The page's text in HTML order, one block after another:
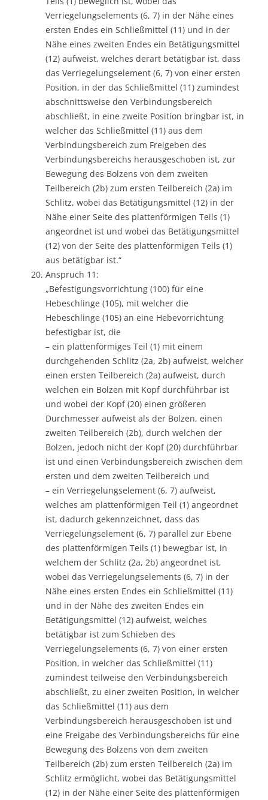
Verriegelungselements (6, 7) in der Nähe eines
ersten Endes ein Schließmittel (11) und in der
Nähe eines zweiten Endes ein Betätigungsmittel
(12) aufweist, welches derart betätigbar ist, dass
das Verriegelungselement (6, 7) von einer ersten
Position, in der das Schließmittel (11) zumindest
abschnittsweise den Verbindungsbereich
abschließt, in eine zweite Position bringbar ist, in
welcher das Schließmittel (11) aus dem
Verbindungsbereich zum Freigeben des
Verbindungsbereichs herausgeschoben ist, zur
Bewegung des Bolzens von dem zweiten
Teilbereich (2b) zum ersten Teilbereich (2a) im
Schlitz, wobei das Betätigungsmittel (12) in der
Nähe einer Seite des plattenförmigen Teils (1)
angeordnet ist und wobei das Betätigungsmittel
(12) von der Seite des plattenförmigen Teils (1)
aus betätigbar ist.“
Anspruch 11:
„Befestigungsvorrichtung (100) für eine
Hebeschlinge (105), mit welcher die
Hebeschlinge (105) an eine Hebevorrichtung
befestigbar ist, die
– ein plattenförmiges Teil (1) mit einem
durchgehenden Schlitz (2a, 2b) aufweist, welcher
einen ersten Teilbereich (2a) aufweist, durch
welchen ein Bolzen mit Kopf durchführbar ist
und wobei der Kopf (20) einen größeren
Durchmesser aufweist als der Bolzen, einen
zweiten Teilbereich (2b), durch welchen der
Bolzen, jedoch nicht der Kopf (20) durchführbar
ist und einen Verbindungsbereich zwischen dem
ersten und dem zweiten Teilbereich und
– ein Verriegelungselement (6, 7) aufweist,
welches am plattenförmigen Teil (1) angeordnet
ist, dadurch gekennzeichnet, dass das
Verriegelungselement (6, 7) parallel zur Ebene
des plattenförmigen Teils (1) bewegbar ist, in
welchem der Schlitz (2a, 2b) angeordnet ist,
wobei das Verriegelungselements (6, 7) in der
Nähe eines ersten Endes ein Schließmittel (11)
und in der Nähe des zweiten Endes ein
Betätigungsmittel (12) aufweist, welches
betätigbar ist zum Schieben des
Verriegelungselements (6, 7) von einer ersten
Position, in welcher das Schließmittel (11)
zumindest teilweise den Verbindungsbereich
abschließt, zu einer zweiten Position, in welcher
das Schließmittel (11) aus dem
Verbindungsbereich herausgeschoben ist und
eine Freigabe des Verbindungsbereichs für eine
Bewegung des Bolzens von dem zweiten
Teilbereich (2b) zum ersten Teilbereich (2a) im
Schlitz ermöglicht, wobei das Betätigungsmittel
(12) in der Nähe einer Seite des plattenförmigen